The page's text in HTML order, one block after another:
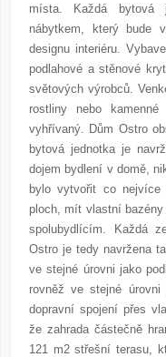
místa. Každá bytová
nábytkem, který bude
designu interiéru.
podlahové a stěnové
světových výrobců.
rostliny nebo
vyhřívaný. Dům Ostro
bytová jednotka je
dojem bydlení v domě,
bylo vytvořit co
ploch, mít vlastní
spolubydlícím. Každá
Ostro je tedy navržena
ve stejné úrovni jako
rovněž ve stejné
dopravní spojení přes
že zahrada částečně
121 m2 střešní terasu,